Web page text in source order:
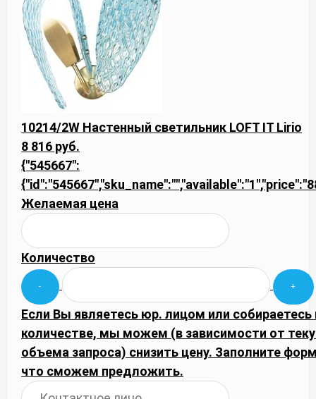
10214/2W Настенный светильник LOFT IT Lirio
8 816 руб.
{"545667":
Желаемая цена
Количество
Если Вы являетесь юр. лицом или
количестве, мы можем (в зависимости от
объема запроса) снизить цену. Заполните
что сможем предложить.